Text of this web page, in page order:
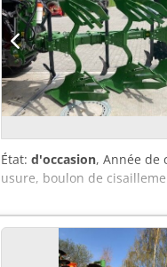
État: d'occasion, Année de
usure, boulon de